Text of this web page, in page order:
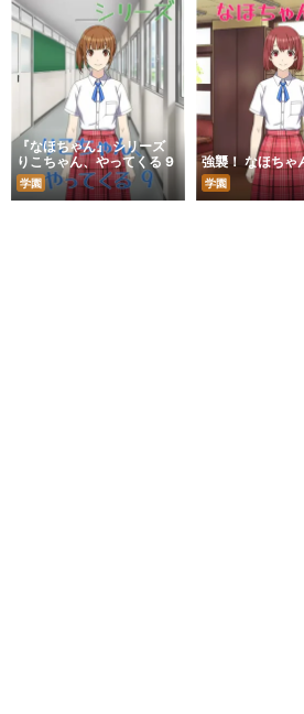
『なほちゃん』 シリーズ
りこちゃん、やってくる 9
学園
強襲！ なほちゃ
学園